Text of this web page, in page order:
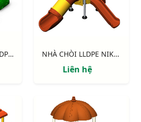
CỤM VẬN ĐỘNG LLDPE NIK122070X NHÀ CHÒI LLDPE NIK113040R
Liên hệ